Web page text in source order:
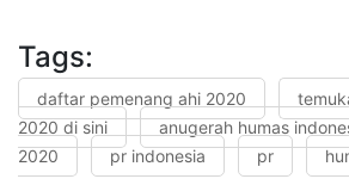
Tags:
daftar pemenang ahi 2020
2020 di sini
anugerah humas
2020
pr indonesia pr